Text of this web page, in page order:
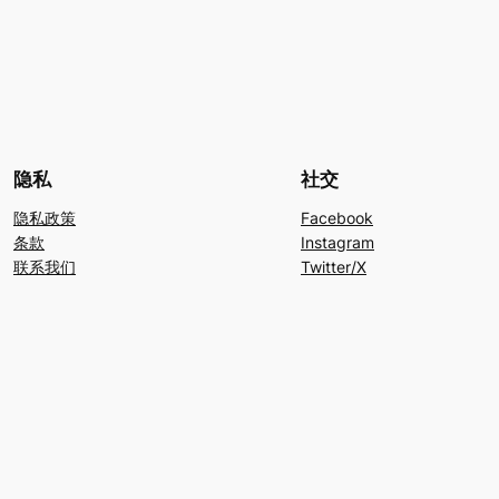
隐私
隐私政策
条款
联系我们
社交
Facebook
Instagram
Twitter/X